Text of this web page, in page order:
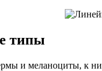
типы
и меланоциты, к